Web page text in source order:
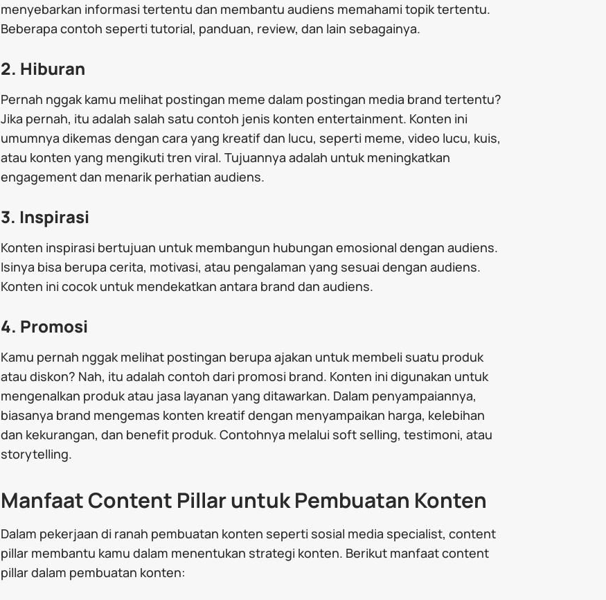
menyebarkan informasi tertentu dan membantu audiens memahami topik tertentu.
Beberapa contoh seperti tutorial, panduan, review, dan lain sebagainya.
2. Hiburan
Pernah nggak kamu melihat postingan meme dalam postingan media brand tertentu?
Jika pernah, itu adalah salah satu contoh jenis konten entertainment. Konten ini
umumnya dikemas dengan cara yang kreatif dan lucu, seperti meme, video lucu, kuis,
atau konten yang mengikuti tren viral. Tujuannya adalah untuk meningkatkan
engagement dan menarik perhatian audiens.
3. Inspirasi
Konten inspirasi bertujuan untuk membangun hubungan emosional dengan audiens.
Isinya bisa berupa cerita, motivasi, atau pengalaman yang sesuai dengan audiens.
Konten ini cocok untuk mendekatkan antara brand dan audiens.
4. Promosi
Kamu pernah nggak melihat postingan berupa ajakan untuk membeli suatu produk
atau diskon? Nah, itu adalah contoh dari promosi brand. Konten ini digunakan untuk
mengenalkan produk atau jasa layanan yang ditawarkan. Dalam penyampaiannya,
biasanya brand mengemas konten kreatif dengan menyampaikan harga, kelebihan
dan kekurangan, dan benefit produk. Contohnya melalui soft selling, testimoni, atau
storytelling.
Manfaat Content Pillar untuk Pembuatan Konten
Dalam pekerjaan di ranah pembuatan konten seperti sosial media specialist, content
pillar membantu kamu dalam menentukan strategi konten. Berikut manfaat content
pillar dalam pembuatan konten: